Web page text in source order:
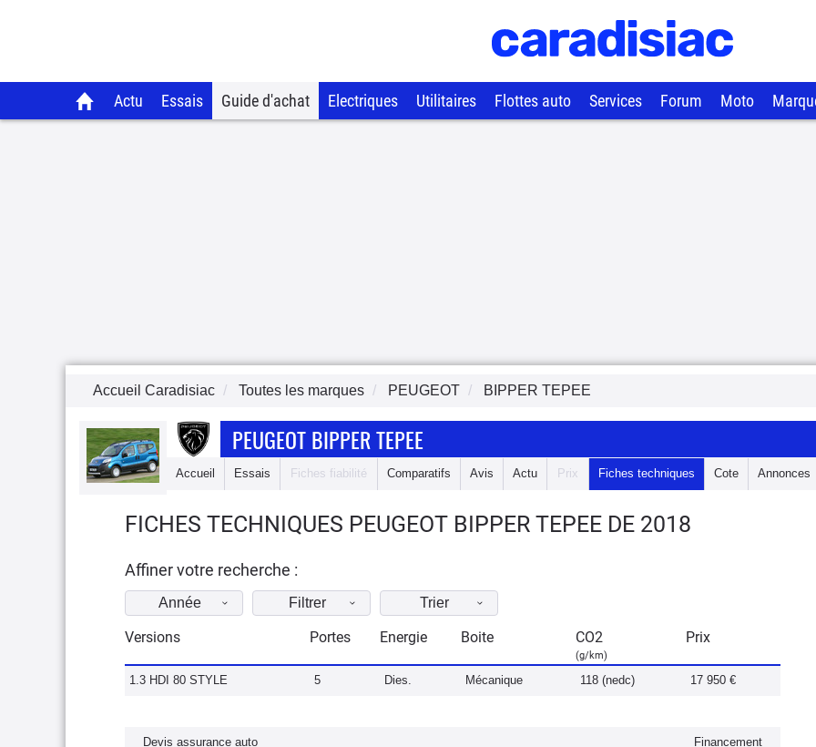
Actu Essais Guide d'achat Electriques Utilitaires Flottes auto Services Forum Moto
Accueil Caradisiac Toutes les marques PEUGEOT BIPPER TEPEE
PEUGEOT BIPPER TEPEE
Accueil Essais Fiches fiabilité Comparatifs Avis Actu Prix Fiches techniques Cote Annonces
FICHES TECHNIQUES PEUGEOT BIPPER TEPEE DE 2018
Affiner votre recherche :
Année Filtrer Trier
Versions Portes Energie Boite CO2
(g/km)
Prix
1.3 HDI 80 STYLE 5 Dies. Mécanique 118 (nedc) 17 950 €
Devis assurance auto Financement